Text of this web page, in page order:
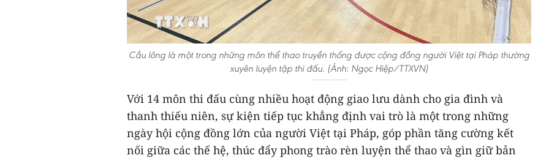
Cầu lông là một trong những môn thể thao truyền thống được cộng đồng người Việt tại Pháp thường
xuyên luyện tập thi đấu. (Ảnh: Ngọc Hiệp/TTXVN)
Với 14 môn thi đấu cùng nhiều hoạt động giao lưu dành cho gia đình và
thanh thiếu niên, sự kiện tiếp tục khẳng định vai trò là một trong những
ngày hội cộng đồng lớn của người Việt tại Pháp, góp phần tăng cường kết
nối giữa các thế hệ, thúc đẩy phong trào rèn luyện thể thao và gìn giữ bản